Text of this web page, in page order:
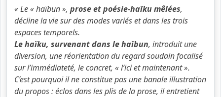
« Le « haïbun », prose et poésie-haïku mêlées,
décline la vie sur des modes variés et dans les trois
espaces temporels.
Le haïku, survenant dans le haïbun, introduit une
diversion, une réorientation du regard soudain focalisé
sur l’immédiateté, le concret, « l’ici et maintenant ».
C’est pourquoi il ne constitue pas une banale illustration
du propos : éclos dans les plis de la prose, il entretient